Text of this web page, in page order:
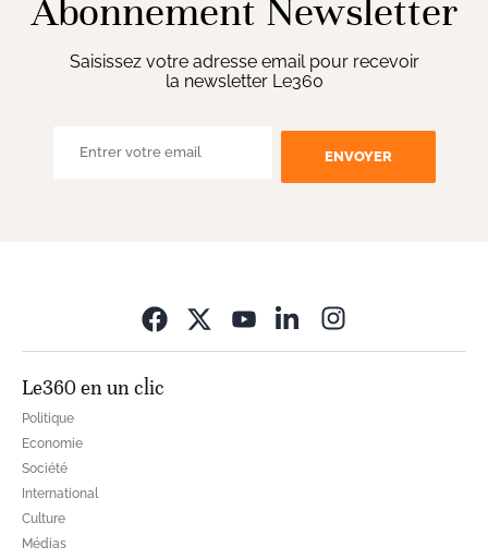
Abonnement Newsletter
Saisissez votre adresse email pour recevoir
la newsletter Le360
ENVOYER
Le360 en un clic
Politique
Economie
Société
International
Culture
Médias